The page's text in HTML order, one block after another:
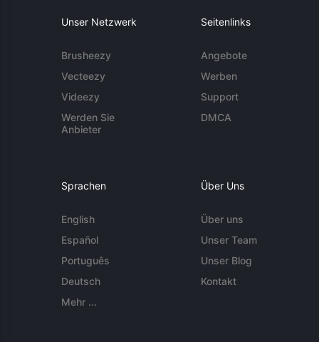
Unser Netzwerk
Brusheezy
Vecteezy
Videezy
Werden Sie
Anbieter
Seitenlinks
Angebote
Werben
Support
DMCA
Sprachen
English
Español
Português
Deutsch
Mehr ...
Über Uns
Über uns
Unser Team
Unser Blog
Kontakt